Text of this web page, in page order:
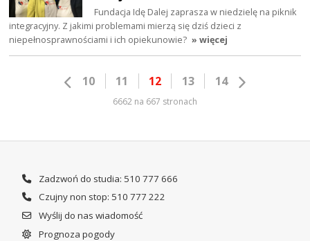
Fundacja Idę Dalej zaprasza w niedzielę na piknik
integracyjny. Z jakimi problemami mierzą się dziś dzieci z
niepełnosprawnościami i ich opiekunowie? » więcej
10 11 12 13 14
6662 na 667 stronach
Zadzwoń do studia: 510 777 666
Czujny non stop: 510 777 222
Wyślij do nas wiadomość
Prognoza pogody